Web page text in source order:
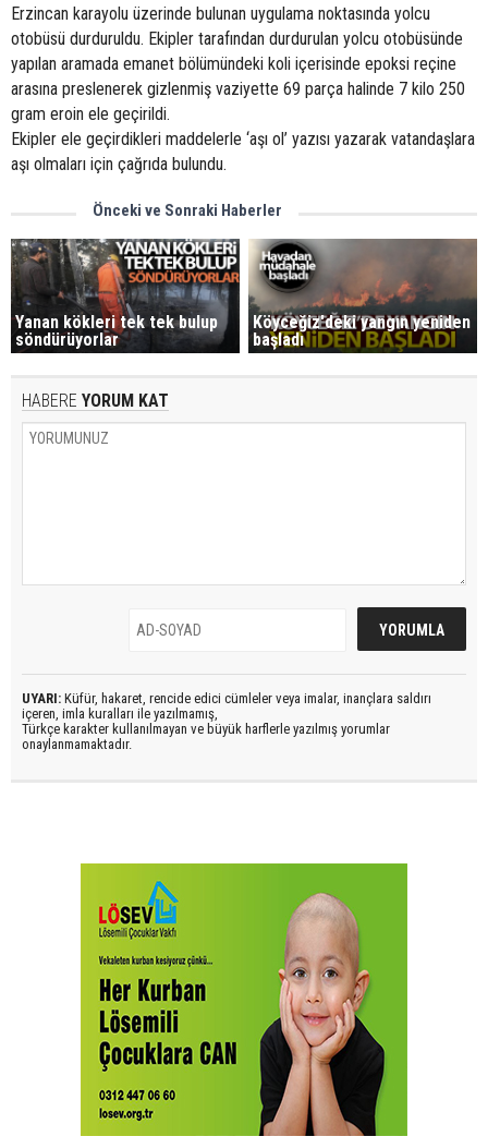
Erzincan karayolu üzerinde bulunan uygulama noktasında yolcu
otobüsü durduruldu. Ekipler tarafından durdurulan yolcu otobüsünde
yapılan aramada emanet bölümündeki koli içerisinde epoksi reçine
arasına preslenerek gizlenmiş vaziyette 69 parça halinde 7 kilo 250
gram eroin ele geçirildi.
Ekipler ele geçirdikleri maddelerle ‘aşı ol’ yazısı yazarak vatandaşlara
aşı olmaları için çağrıda bulundu.
Önceki ve Sonraki Haberler
Yanan kökleri tek tek bulup
söndürüyorlar
Köyceğiz'deki yangın yeniden
başladı
HABERE YORUM KAT
UYARI: Küfür, hakaret, rencide edici cümleler veya imalar, inançlara saldırı
içeren, imla kuralları ile yazılmamış,
Türkçe karakter kullanılmayan ve büyük harflerle yazılmış yorumlar
onaylanmamaktadır.